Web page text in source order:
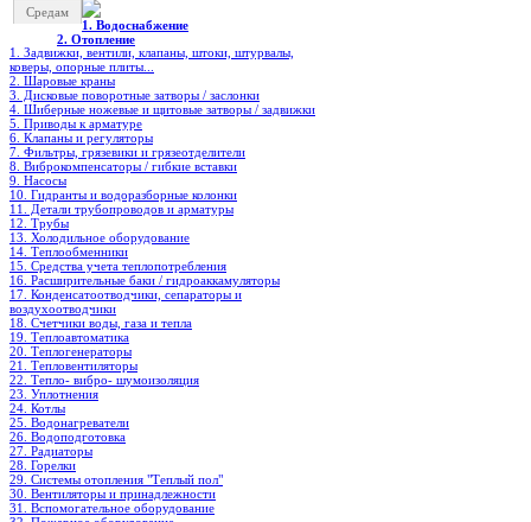
Средам
1. Водоснабжение
2. Отопление
1. Задвижки, вентили, клапаны, штоки, штурвалы,
коверы, опорные плиты...
2. Шаровые краны
3. Дисковые поворотные затворы / заслонки
4. Шиберные ножевые и щитовые затворы / задвижки
5. Приводы к арматуре
6. Клапаны и регуляторы
7. Фильтры, грязевики и грязеотделители
8. Виброкомпенсаторы / гибкие вставки
9. Насосы
10. Гидранты и водоразборные колонки
11. Детали трубопроводов и арматуры
12. Трубы
13. Холодильное oборудование
14. Теплообменники
15. Средства учета теплопотребления
16. Расширительные баки / гидроаккамуляторы
17. Конденсатоотводчики, сепараторы и
воздухоотводчики
18. Счетчики воды, газа и тепла
19. Теплоавтоматика
20. Теплогенераторы
21. Тепловентиляторы
22. Тепло- вибро- шумоизоляция
23. Уплотнения
24. Котлы
25. Водонагреватели
26. Водоподготовка
27. Радиаторы
28. Горелки
29. Системы отопления "Теплый пол"
30. Вентиляторы и принадлежности
31. Вспомогательное оборудование